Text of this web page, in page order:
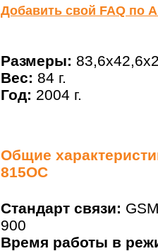
Добавить свой FAQ по
Размеры:
Вес: 84 г.
Год: 2004 г.
Общие
815OC
Стандарт связи:
900
Время работы в